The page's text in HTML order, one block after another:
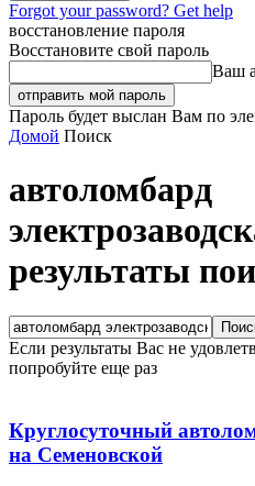
Forgot your password? Get help
восстановление пароля
Восстановите свой пароль
Ваш
Пароль будет выслан Вам по
Домой Поиск
автоломбард
результаты
Если результаты Вас не
попробуйте еще раз
Круглосуточный
на Семеновской